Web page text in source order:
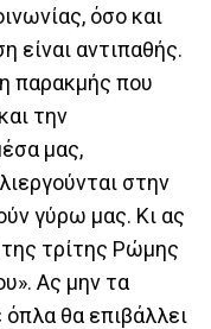
όσο και
είναι αντιπαθής.
παρακμής που
την
μας,
στην
γύρω μας. Κι ας
τρίτης Ρώμης
Ας μην τα
όπλα θα επιβάλλει